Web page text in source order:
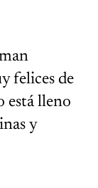
felices de
está lleno
y